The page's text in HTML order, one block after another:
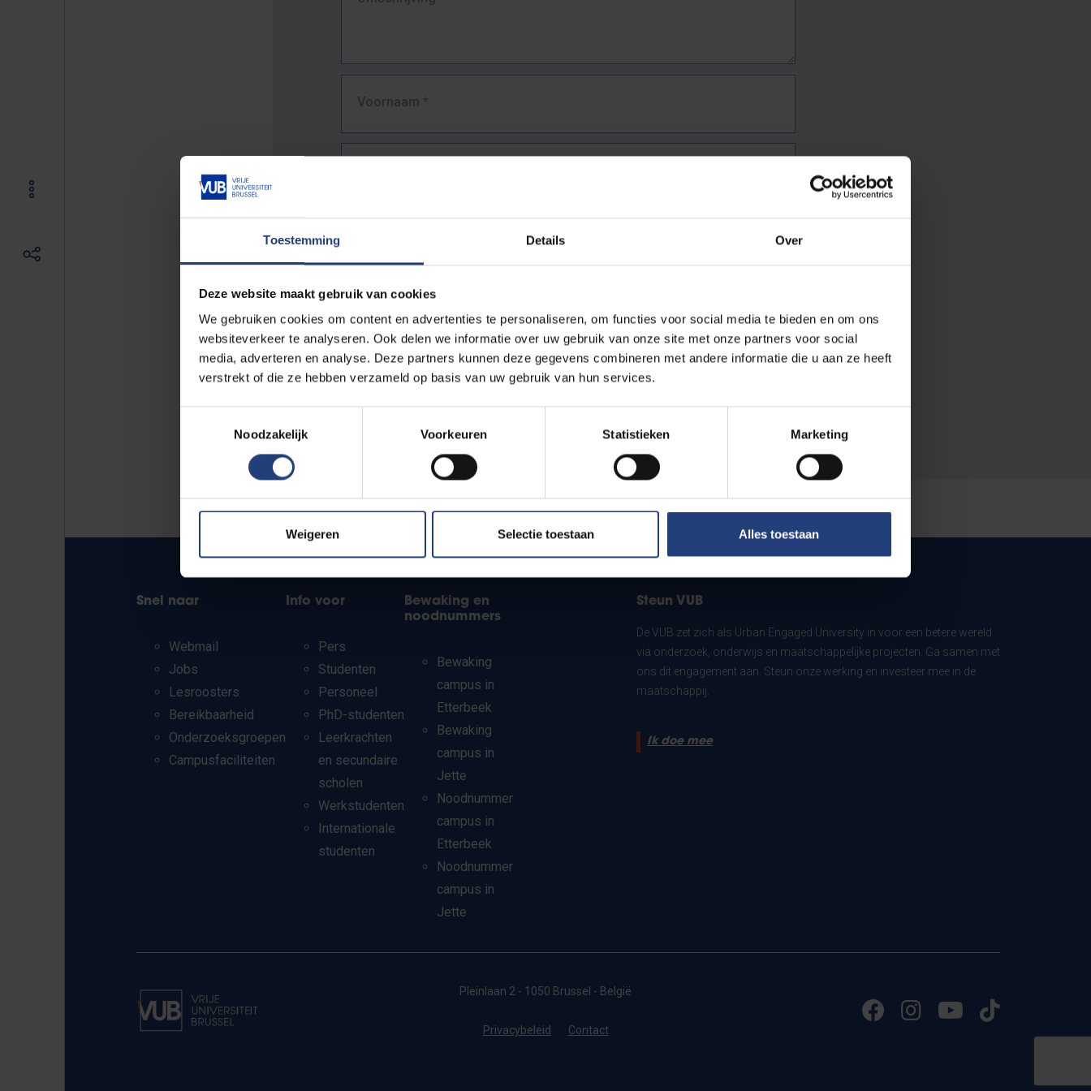
Toestemming Details Over
Deze website maakt gebruik van cookies
We gebruiken cookies om content en advertenties te personaliseren, om functies voor social media te bieden en om ons
websiteverkeer te analyseren. Ook delen we informatie over uw gebruik van onze site met onze partners voor social
media, adverteren en analyse. Deze partners kunnen deze gegevens combineren met andere informatie die u aan ze heeft
verstrekt of die ze hebben verzameld op basis van uw gebruik van hun services.
Noodzakelijk
Voorkeuren Statistieken Marketing
Weigeren Selectie toestaan Alles toestaan
Voornaam *
URL*
De volledige URL van de pagina waar je de fout zag.
Bv. https://www.vub.be/nl/studeren-aan-de-vub/alle-opleidingen
Snel naar
Webmail
Jobs
Lesroosters
Bereikbaarheid
Onderzoeksgroepen
Campusfaciliteiten
Info voor
Pers
Studenten
Personeel
PhD-studenten
Leerkrachten
en secundaire
scholen
Werkstudenten
Internationale
studenten
Bewaking en
noodnummers
Bewaking
campus in
Etterbeek
Bewaking
campus in
Jette
Noodnummer
campus in
Etterbeek
Noodnummer
campus in
Jette
Steun VUB
De VUB zet zich als Urban Engaged University in voor een betere wereld
via onderzoek, onderwijs en maatschappelijke projecten. Ga samen met
ons dit engagement aan. Steun onze werking en investeer mee in de
maatschappij.
Ik doe mee
Pleinlaan 2 - 1050 Brussel - België
Privacybeleid Contact